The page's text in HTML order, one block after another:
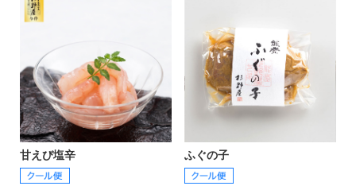
甘えび塩辛 ふぐの子